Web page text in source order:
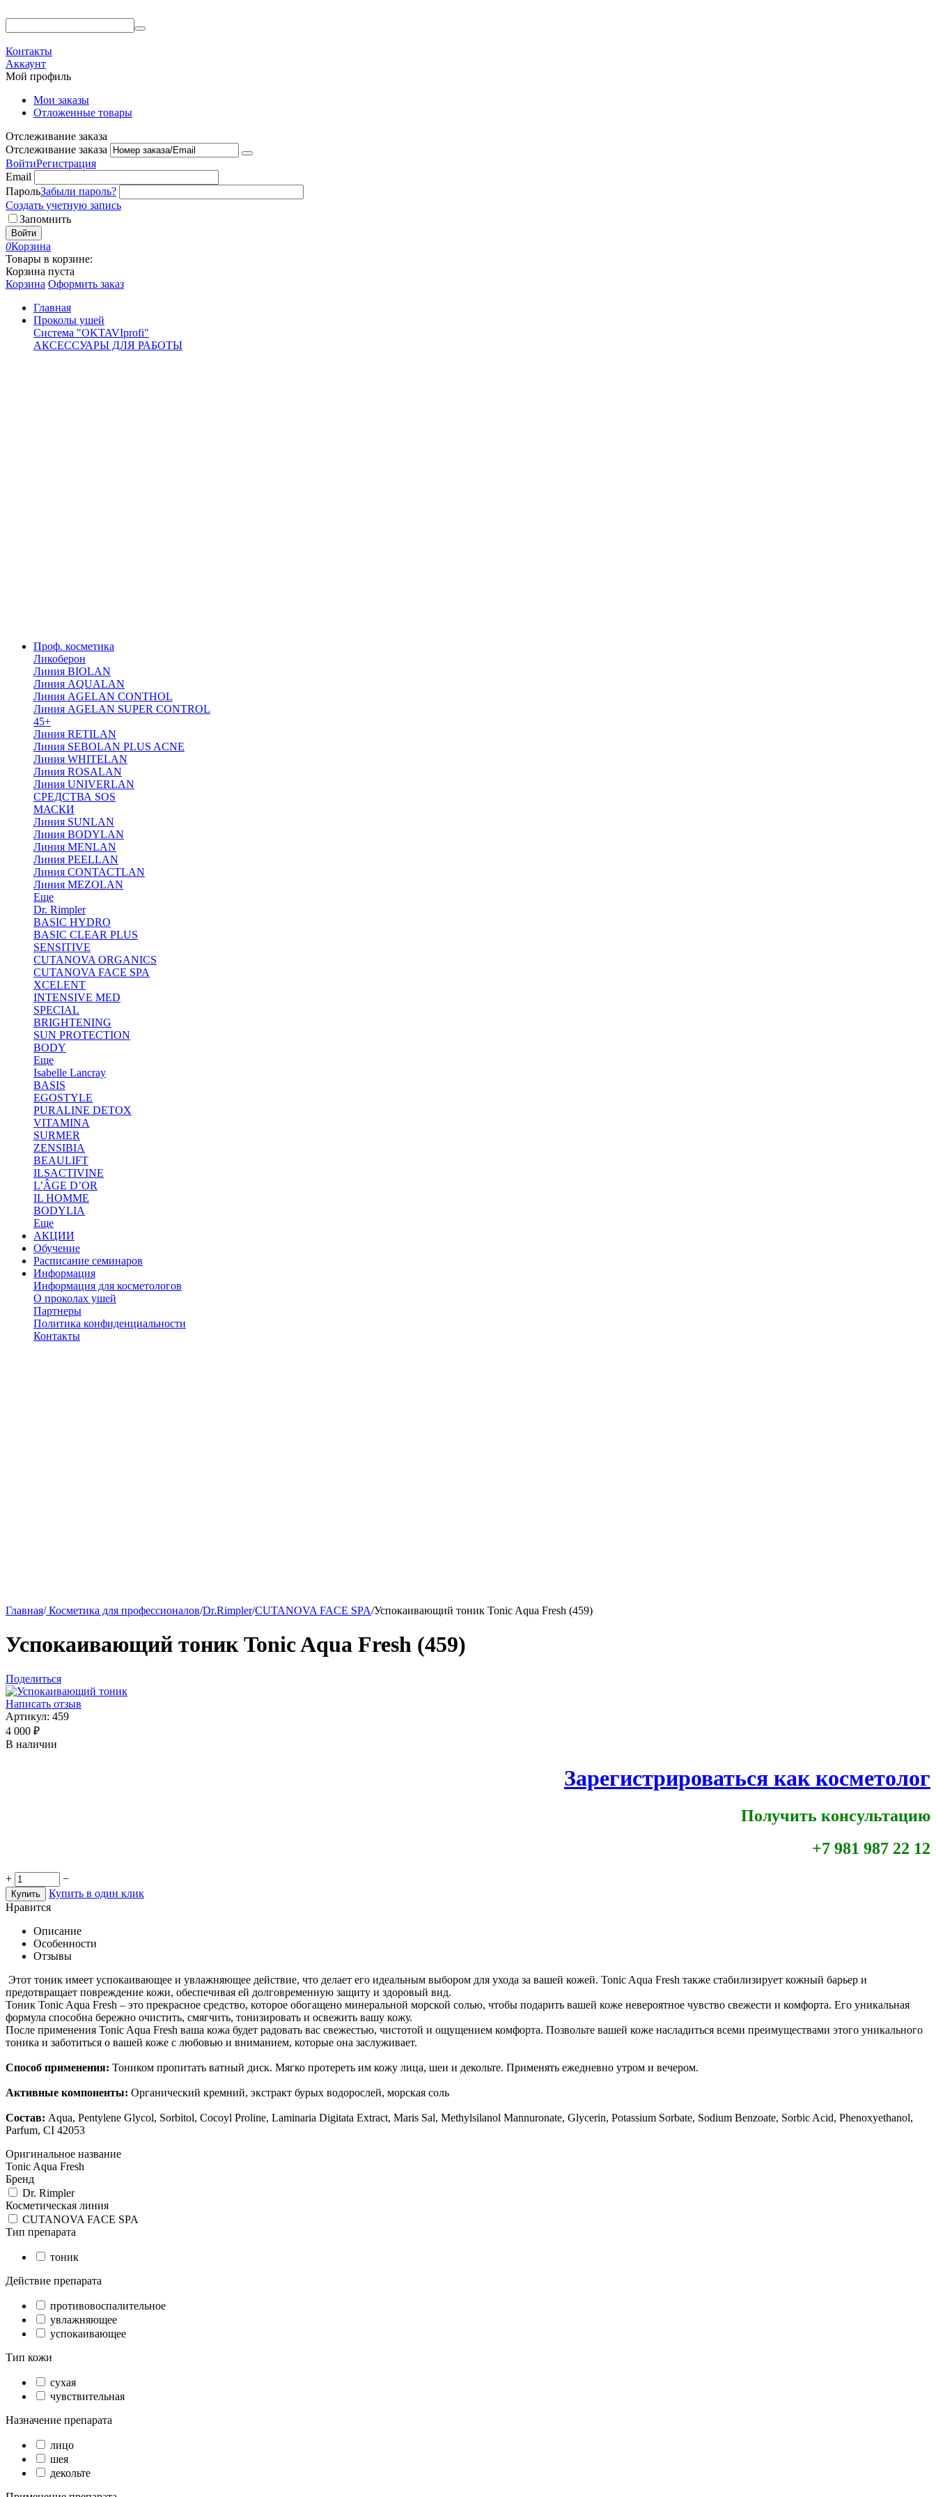
Контакты
Аккаунт
Мой профиль
Мои заказы
Отложенные товары
Отслеживание заказа
Отслеживание заказа
ВойтиРегистрация
Email
ПарольЗабыли пароль?
Создать учетную запись
Запомнить
Войти
0Корзина
Товары в корзине:
Корзина пуста
Корзина Оформить заказ
Главная
Проколы ушей
Система "OKTAVIprofi"
АКСЕССУАРЫ ДЛЯ РАБОТЫ
Проф. косметика
Ликоберон
Линия BIOLAN
Линия AQUALAN
Линия AGELAN CONTHOL
Линия AGELAN SUPER CONTROL
45+
Линия RETILAN
Линия SEBOLAN PLUS ACNE
Линия WHITELAN
Линия ROSALAN
Линия UNIVERLAN
СРЕДСТВА SOS
МАСКИ
Линия SUNLAN
Линия BODYLAN
Линия MENLAN
Линия PEELLAN
Линия CONTACTLAN
Линия MEZOLAN
Еще
Dr. Rimpler
BASIC HYDRO
BASIC CLEAR PLUS
SENSITIVE
CUTANOVA ORGANICS
CUTANOVA FACE SPA
XCELENT
INTENSIVE MED
SPECIAL
BRIGHTENING
SUN PROTECTION
BODY
Еще
Isabelle Lancray
BASIS
EGOSTYLE
PURALINE DETOX
VITAMINA
SURMER
ZENSIBIA
BEAULIFT
ILSACTIVINE
L’ÂGE D’OR
IL HOMME
BODYLIA
Еще
АКЦИИ
Обучение
Расписание семинаров
Информация
Информация для косметологов
О проколах ушей
Партнеры
Политика конфиденциальности
Контакты
Главная/Косметика для профессионалов/Dr.Rimpler/CUTANOVA FACE SPA/Успокаивающий тоник Tonic Aqua Fresh (459)
Успокаивающий тоник Tonic Aqua Fresh (459)
Поделиться
Написать отзыв
Артикул: 459
4 000 ₽
В наличии
Зарегистрироваться как косметолог
Получить консультацию
+7 981 987 22 12
+ −
Купить
Купить в один клик
Нравится
Описание
Особенности
Отзывы
Этот тоник имеет успокаивающее и увлажняющее действие, что делает его идеальным выбором для ухода за вашей кожей. Tonic Aqua Fresh также стабилизирует кожный барьер и
предотвращает повреждение кожи, обеспечивая ей долговременную защиту и здоровый вид.
Тоник Tonic Aqua Fresh – это прекрасное средство, которое обогащено минеральной морской солью, чтобы подарить вашей коже невероятное чувство свежести и комфорта. Его уникальная
формула способна бережно очистить, смягчить, тонизировать и освежить вашу кожу.
После применения Tonic Aqua Fresh ваша кожа будет радовать вас свежестью, чистотой и ощущением комфорта. Позвольте вашей коже насладиться всеми преимуществами этого уникального
тоника и заботиться о вашей коже с любовью и вниманием, которые она заслуживает.
Способ применения: Тоником пропитать ватный диск. Мягко протереть им кожу лица, шеи и декольте. Применять ежедневно утром и вечером.
Активные компоненты: Органический кремний, экстракт бурых водорослей, морская соль
Состав: Aqua, Pentylene Glycol, Sorbitol, Cocoyl Proline, Laminaria Digitata Extract, Maris Sal, Methylsilanol Mannuronate, Glycerin, Potassium Sorbate, Sodium Benzoate, Sorbic Acid, Phenoxyethanol,
Parfum, CI 42053
Оригинальное название
Tonic Aqua Fresh
Бренд
Dr. Rimpler
Косметическая линия
CUTANOVA FACE SPA
Тип препарата
тоник
Действие препарата
противовоспалительное
увлажняющее
успокаивающее
Тип кожи
сухая
чувствительная
Назначение препарата
лицо
шея
декольте